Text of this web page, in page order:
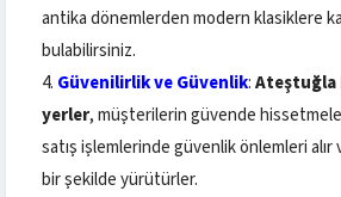
antika dönemlerden modern klasiklere
bulabilirsiniz.
Güvenilirlik ve Güvenlik:Ateştuğla
yerler, müşterilerin güvende
satış işlemlerinde güvenlik önlemleri
bir şekilde yürütürler.